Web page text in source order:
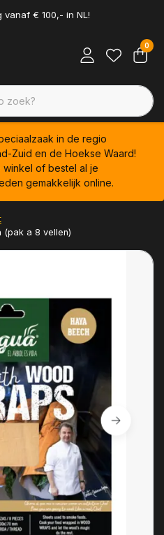
vanaf € 100,- in NL!
0
in de regio
Zuid en de Hoekse Waard!
winkel of bestel al je
gemakkelijk online.
(pak a 8 vellen)